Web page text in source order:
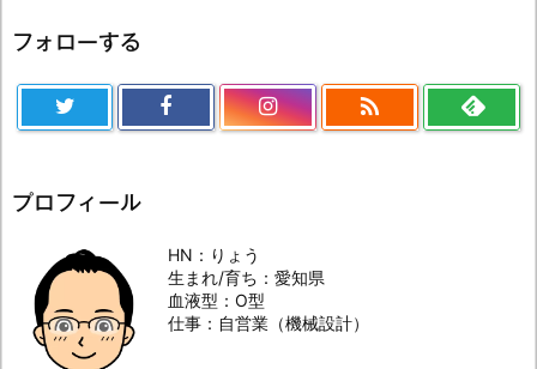
フォローする

プロフィール
HN：りょう
生まれ/育ち：愛知県
血液型：O型
仕事：自営業（機械設計）